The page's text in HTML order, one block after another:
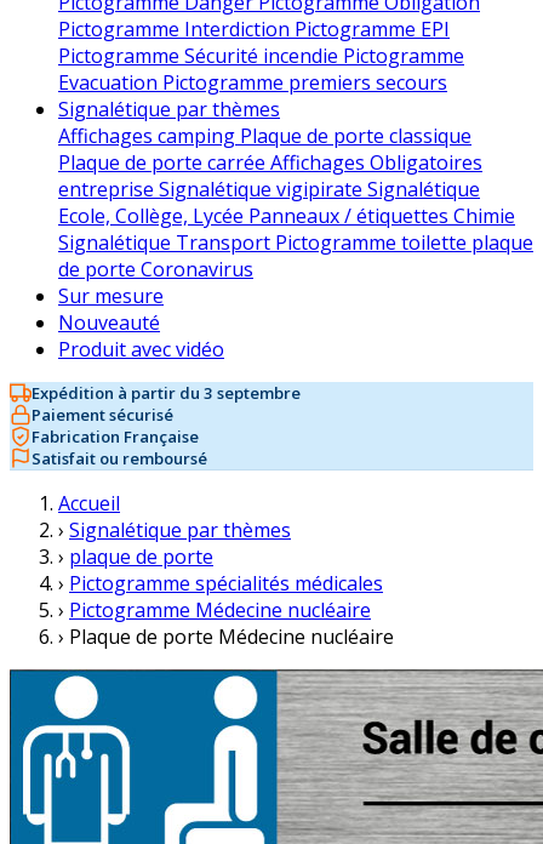
Pictogramme Interdiction Pictogramme EPI
Pictogramme Sécurité incendie Pictogramme
Evacuation Pictogramme premiers secours
Signalétique par thèmes
Affichages camping Plaque de porte classique
Plaque de porte carrée Affichages Obligatoires
entreprise Signalétique vigipirate Signalétique
Ecole, Collège, Lycée Panneaux / étiquettes Chimie
Signalétique Transport Pictogramme toilette plaque
de porte Coronavirus
Sur mesure
Nouveauté
Produit avec vidéo
Expédition à partir du 3 septembre
Paiement sécurisé
Fabrication Française
Satisfait ou remboursé
Accueil
› Signalétique par thèmes
› plaque de porte
› Pictogramme spécialités médicales
› Pictogramme Médecine nucléaire
› Plaque de porte Médecine nucléaire